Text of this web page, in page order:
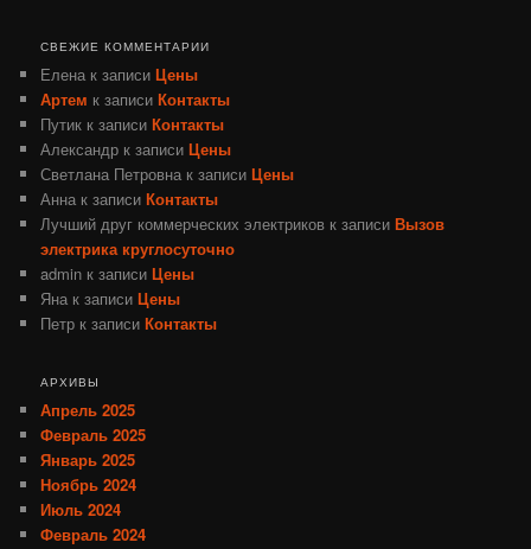
СВЕЖИЕ КОММЕНТАРИИ
Елена к записиЦены
Артем к записиКонтакты
Путик к записиКонтакты
Александр к записиЦены
Светлана Петровна к записиЦены
Анна к записиКонтакты
Лучший друг коммерческих электриков к записиВызов
электрика круглосуточно
admin к записиЦены
Яна к записиЦены
Петр к записиКонтакты
АРХИВЫ
Апрель 2025
Февраль 2025
Январь 2025
Ноябрь 2024
Июль 2024
Февраль 2024